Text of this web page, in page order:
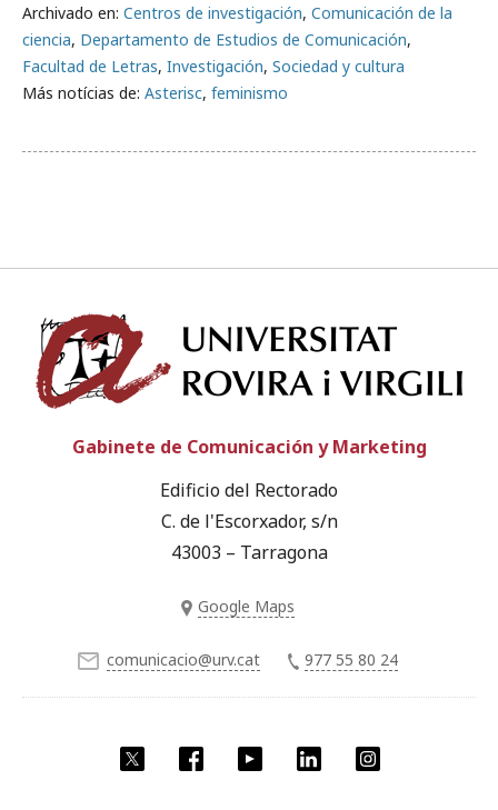
Archivado en: Centros de investigación, Comunicación de la
ciencia, Departamento de Estudios de Comunicación,
Facultad de Letras, Investigación, Sociedad y cultura
Más notícias de: Asterisc, feminismo
Twitter Facebook YouTube LinkedIn
Gabinete de Comunicación y Marketing
Edificio del Rectorado
C. de l'Escorxador, s/n
43003 – Tarragona
Google Maps
comunicacio@urv.cat 977 55 80 24